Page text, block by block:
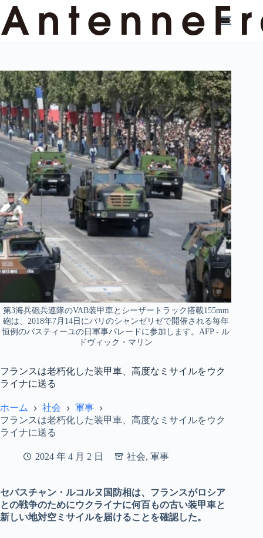
ン
テ
ス
キ
ッ
プ
第3海兵砲兵連隊のVAB装甲車とシーザートラック搭載155mm
砲は、2018年7月14日にパリのシャンゼリゼで開催される毎年
恒例のバスティーユの日軍事パレードに参加します。AFP - ル
ドヴィック・マリン
フランスは老朽化した装甲車、高度なミサイルをウク
ライナに送る
ホーム 社会
軍事
フランスは老朽化した装甲車、高度なミサイルをウク
ライナに送る
2024 年 4 月 2 日 社会, 軍事
セバスチャン・ルコルヌ国防相は、フランスがロシア
との戦争のためにウクライナに何百もの古い装甲車と
新しい地対空ミサイルを届けることを確認した。